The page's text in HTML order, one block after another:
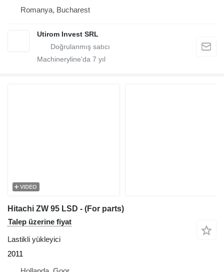
Romanya, Bucharest
Utirom Invest SRL
Machineryline'da 7 yıl
VIDEO
Hitachi ZW 95 LSD - (For parts)
Talep üzerine fiyat
Lastikli yükleyici
2011